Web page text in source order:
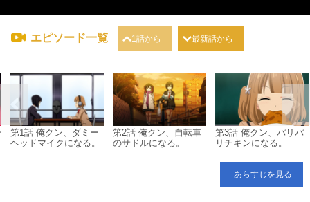
エピソード一覧 1話から 最新話から
第1話 俺クン、ダミー
ヘッドマイクになる。
第2話 俺クン、自転車
のサドルになる。
第3話 俺クン、パリパ
リチキンになる。
あらすじを見る